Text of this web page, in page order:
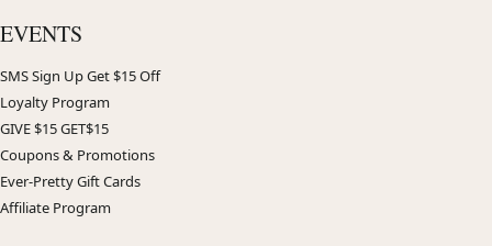
EVENTS
SMS Sign Up Get $15 Off
Loyalty Program
GIVE $15 GET$15
Coupons & Promotions
Ever-Pretty Gift Cards
Affiliate Program